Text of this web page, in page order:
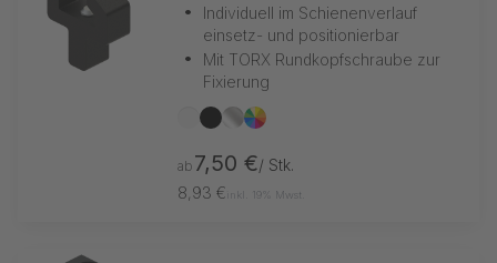
•
Individuell im Schienenverlauf
einsetz- und positionierbar
•
Mit TORX Rundkopfschraube zur
Fixierung
weißschwarz
silbernach RAL
ab 7,50 €/ Stk.
8,93 € inkl. 19% Mwst.